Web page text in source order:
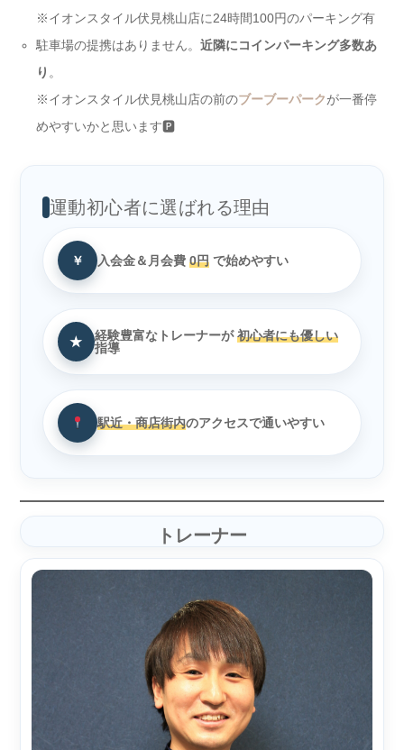
※イオンスタイル伏見桃山店に24時間100円のパーキング有
駐車場の提携はありません。近隣にコインパーキング多数あ
り 。
※イオンスタイル伏見桃山店の前のブーブーパークが一番停
めやすいかと思います🅿
運動初心者に選ばれる理由
￥ 入会金＆月会費 0円 で始めやすい
★ 経験豊富なトレーナーが初心者にも優しい
指導
駅近・商店街内のアクセスで通いやすい
トレーナー